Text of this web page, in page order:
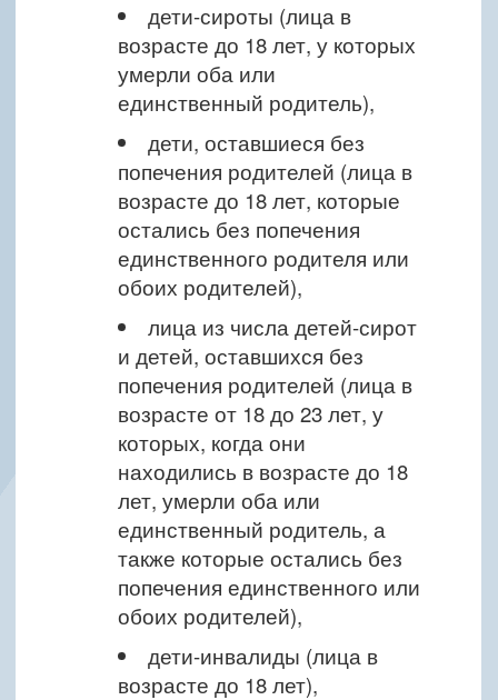
дети-сироты (лица в
возрасте до 18 лет, у которых
умерли оба или
единственный родитель),
дети, оставшиеся без
попечения родителей (лица в
возрасте до 18 лет, которые
остались без попечения
единственного родителя или
обоих родителей),
лица из числа детей-сирот
и детей, оставшихся без
попечения родителей (лица в
возрасте от 18 до 23 лет, у
которых, когда они
находились в возрасте до 18
лет, умерли оба или
единственный родитель, а
также которые остались без
попечения единственного или
обоих родителей),
дети-инвалиды (лица в
возрасте до 18 лет),